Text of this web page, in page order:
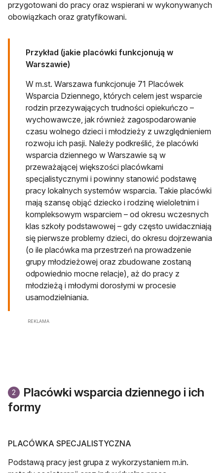
przygotowani do pracy oraz wspierani w wykonywanych
obowiązkach oraz gratyfikowani.
Przykład (jakie placówki funkcjonują w
Warszawie)
W m.st. Warszawa funkcjonuje 71 Placówek
Wsparcia Dziennego, których celem jest wsparcie
rodzin przezywających trudności opiekuńczo –
wychowawcze, jak również zagospodarowanie
czasu wolnego dzieci i młodzieży z uwzględnieniem
rozwoju ich pasji. Należy podkreślić, że placówki
wsparcia dziennego w Warszawie są w
przeważającej większości placówkami
specjalistycznymi i powinny stanowić podstawę
pracy lokalnych systemów wsparcia. Takie placówki
mają szansę objąć dziecko i rodzinę wieloletnim i
kompleksowym wsparciem – od okresu wczesnych
klas szkoły podstawowej – gdy często uwidaczniają
się pierwsze problemy dzieci, do okresu dojrzewania
(o ile placówka ma przestrzeń na prowadzenie
grupy młodzieżowej oraz zbudowane zostaną
odpowiednio mocne relacje), aż do pracy z
młodzieżą i młodymi dorosłymi w procesie
usamodzielniania.
REKLAMA
2
Placówki wsparcia dziennego i ich
formy
PLACÓWKA SPECJALISTYCZNA
Podstawą pracy jest grupa z wykorzystaniem m.in.